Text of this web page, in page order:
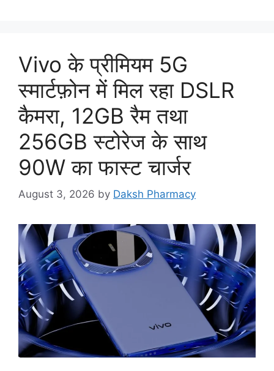
Vivo के प्रीमियम 5G
स्मार्टफ़ोन में मिल रहा DSLR
कैमरा, 12GB रैम तथा
256GB स्टोरेज के साथ
90W का फास्ट चार्जर
August 3, 2026 by Daksh Pharmacy